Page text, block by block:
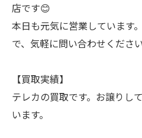
店です😊
本日も元気に営業しています
で、気軽に問い合わせくださ
【買取実績】
テレカの買取です。お譲りし
います。